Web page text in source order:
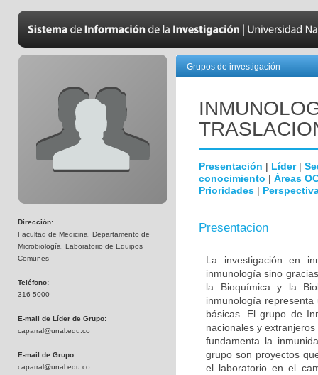
Dirección:
Facultad de Medicina. Departamento de
Microbiología. Laboratorio de Equipos
Comunes
Teléfono:
316 5000
E-mail de Líder de Grupo:
caparral@unal.edu.co
E-mail de Grupo:
caparral@unal.edu.co
Grupos de investigación
Presentación | Líder|
conocimiento | Áreas
Prioridades |
Presentacion
La investigación en
inmunología sino
la Bioquímica y la
inmunología
básicas. El grupo de
nacionales y
fundamenta la
grupo son proyectos
el laboratorio en el